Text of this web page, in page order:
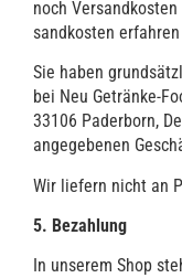
noch
sand­kos­ten
Sie haben
bei Neu Geträn­ke-
33106 Pader­born,
ange­ge­be­nen
Wir lie­fern nicht an
5. Bezah­lung
In unse­rem Shop